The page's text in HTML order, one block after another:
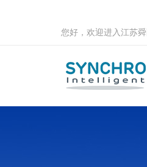
您好，欢迎进入江苏